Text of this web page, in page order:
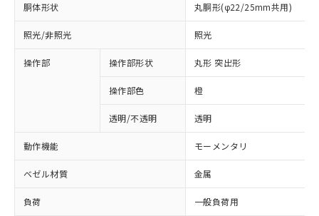
胴体形状 丸胴形(φ22/25mm共用)
照光/非照光 照光
操作部 操作部形状 丸形 突出形
操作部色 橙
透明/不透明 透明
動作機能 モーメンタリ
ベゼル材質 金属
負荷 一般負荷用